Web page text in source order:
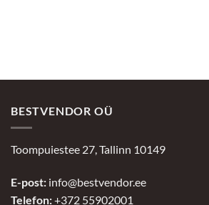
BESTVENDOR OÜ
Toompuiestee 27, Tallinn 10149
E-post: info@bestvendor.ee
Telefon:+372 55902001